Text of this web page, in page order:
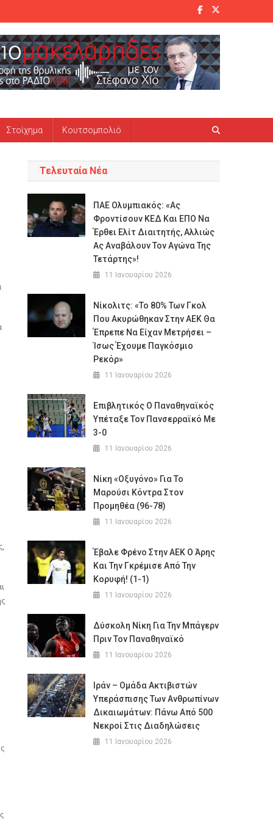
Στοίχημα Κουτσομπολιό
Τελευταία Νέα
ΠΑΕ Ολυμπιακός: «Ας
Φροντίσουν ΚΕΔ Και ΕΠΟ Να
Έρθει Ελίτ Διαιτητής, Αλλιώς
Ας Αναβάλουν Τον Αγώνα Της
Τετάρτης»!
11 Ιανουαρίου 2026
Νίκολιτς: «Το 80% Των Γκολ
Που Ακυρώθηκαν Στην ΑΕΚ Θα
Έπρεπε Να Είχαν Μετρήσει –
Ίσως Έχουμε Παγκόσμιο
Ρεκόρ»
11 Ιανουαρίου 2026
Επιβλητικός Ο Παναθηναϊκός
Υπέταξε Τον Πανσερραϊκό Με
3-0
11 Ιανουαρίου 2026
Νίκη «οξυγόνο» Για Το
Μαρούσι Κόντρα Στον
Προμηθέα (96-78)
11 Ιανουαρίου 2026
Έβαλε Φρένο Στην ΑΕΚ Ο Άρης
Και Την Γκρέμισε Από Την
Κορυφή! (1-1)
11 Ιανουαρίου 2026
Δύσκολη Νίκη Για Την Μπάγερν
Πριν Τον Παναθηναϊκό
11 Ιανουαρίου 2026
Ιράν – Ομάδα Ακτιβιστών
Υπεράσπισης Των Ανθρωπίνων
Δικαιωμάτων: Πάνω Από 500
Νεκροί Στις Διαδηλώσεις
11 Ιανουαρίου 2026